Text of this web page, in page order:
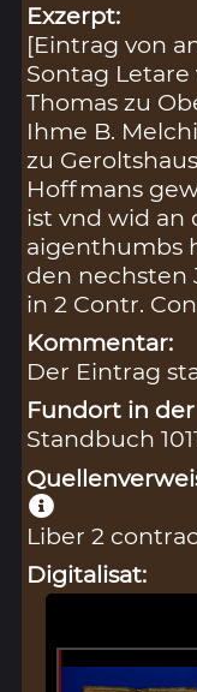
Exzerpt:
[Eintrag von
Sontag
Thomas zu
Ihme B.
zu
Hoffmans
ist vnd wid an
aigenthumbs
den nechsten
in 2 Contr.
Kommentar:
Der Eintrag
Fundort in
Standbuch
Liber 2
Digitalisat: